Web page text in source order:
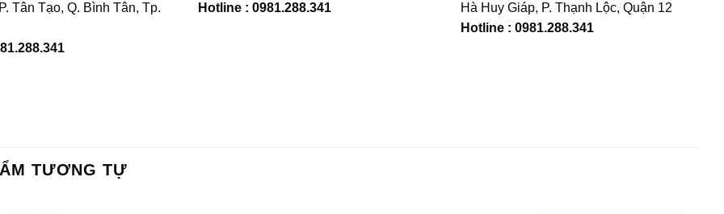
Tân Tạo, Q. Bình Tân, Tp.
Hotline : 0981.288.341
Hà Huy Giáp, P. Thạnh Lộc, Quận 12
Hotline : 0981.288.341
TƯƠNG TỰ